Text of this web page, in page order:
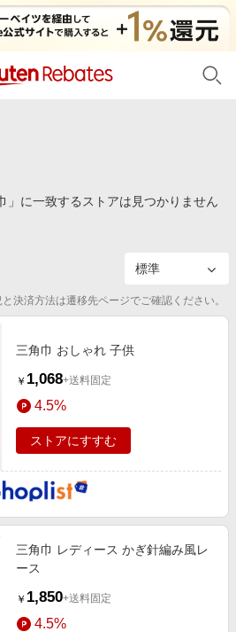
フ
約
分割払い
ーン
録
」に一致するストアは見つかりません
決済方法は遷移先ページでご確認ください。
三角巾 おしゃれ 子供
￥ 1,068+送料固定
4.5%
ストアにすすむ
三角巾 レディース かぎ針編み風レ
ース
￥ 1,850+送料固定
4.5%